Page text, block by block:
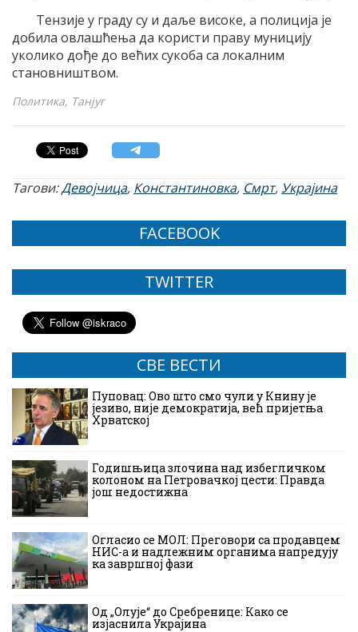
Тензије у граду су и даље високе, а полиција је
добила овлашћења да користи праву муницију
уколико дође до већих сукоба са локалним
становништвом.
Политика, Танјуг
Тагови:Девојчица, Константиновка, Смрт,Украјина
FACEBOOK
TWITTER
СВЕ ВЕСТИ
Пуповац: Ово што смо чули у Книну је
језиво, није демократија, већ пријетња
Хрватској
Годишњица злочина над избегличком
колоном на Петровачкој цести: Правда
још недостижна
Огласио се МОЛ: Преговори са продавцем
НИС-а и надлежним органима напредују
ка завршној фази
Од „Олује“ до Сребренице: Како се
изјаснила Украјина